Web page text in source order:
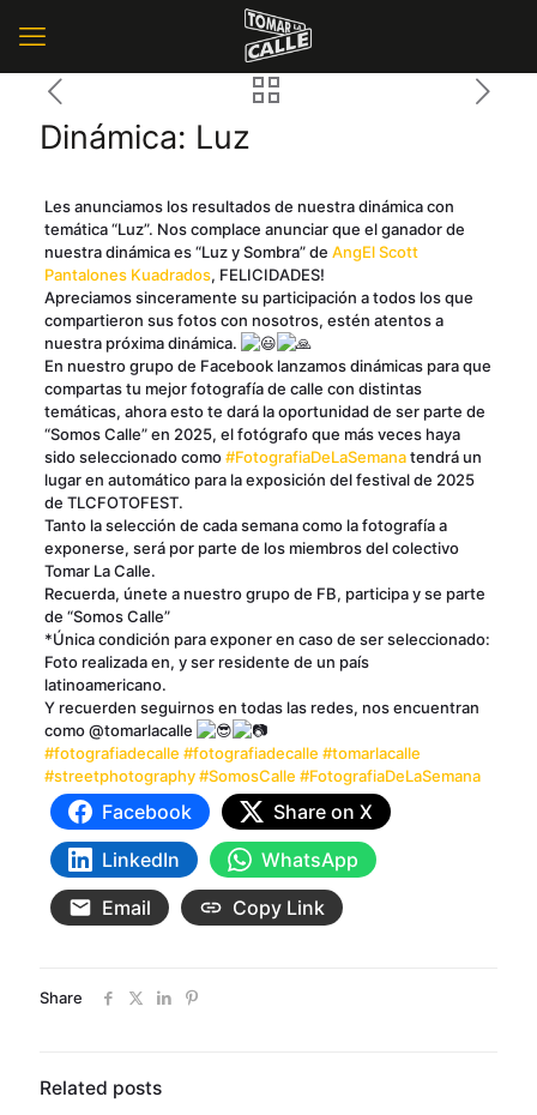
Dinámica: Luz
Les anunciamos los resultados de nuestra dinámica con
temática “Luz”. Nos complace anunciar que el ganador de
nuestra dinámica es “Luz y Sombra” de AngEl Scott
Pantalones Kuadrados, FELICIDADES!
Apreciamos sinceramente su participación a todos los que
compartieron sus fotos con nosotros, estén atentos a
nuestra próxima dinámica.
En nuestro grupo de Facebook lanzamos dinámicas para que
compartas tu mejor fotografía de calle con distintas
temáticas, ahora esto te dará la oportunidad de ser parte de
“Somos Calle” en 2025, el fotógrafo que más veces haya
sido seleccionado como#FotografiaDeLaSemanatendrá un
lugar en automático para la exposición del festival de 2025
de TLCFOTOFEST.
Tanto la selección de cada semana como la fotografía a
exponerse, será por parte de los miembros del colectivo
Tomar La Calle.
Recuerda, únete a nuestro grupo de FB, participa y se parte
de “Somos Calle”
*Única condición para exponer en caso de ser seleccionado:
Foto realizada en, y ser residente de un país
latinoamericano.
Y recuerden seguirnos en todas las redes, nos encuentran
como @tomarlacalle
#fotografiadecalle #fotografiadecalle #tomarlacalle
#streetphotography#SomosCalle #FotografiaDeLaSemana
Facebook
Share on X
LinkedIn
WhatsApp
Email
Copy Link
Share
Related posts